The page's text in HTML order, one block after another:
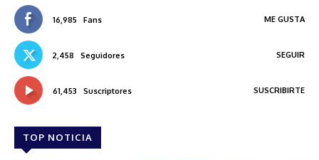
16,985 Fans ME GUSTA
2,458 Seguidores SEGUIR
61,453 Suscriptores SUSCRIBIRTE
TOP NOTICIA